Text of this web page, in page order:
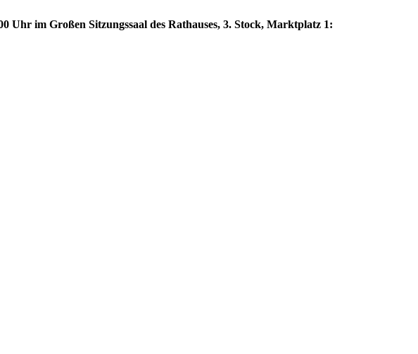
Uhr im Großen Sitzungssaal des Rathauses, 3. Stock, Marktplatz 1: